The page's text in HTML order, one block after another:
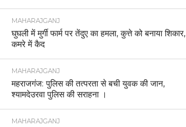
MAHARAJGANJ
घुघली में मुर्गी फार्म पर तेंदुए का हमला, कुत्ते को बनाया शिकार,
कमरे में कैद
MAHARAJGANJ
महराजगंज: पुलिस की तत्परता से बची युवक की जान,
श्यामदेउरवा पुलिस की सराहना ।
MAHARAJGANJ